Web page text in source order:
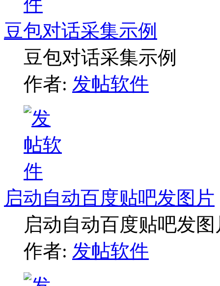
豆包对话采集示例
豆包对话采集示例
作者: 发帖软件
启动自动百度贴吧发图片
启动自动百度贴吧发图
作者: 发帖软件